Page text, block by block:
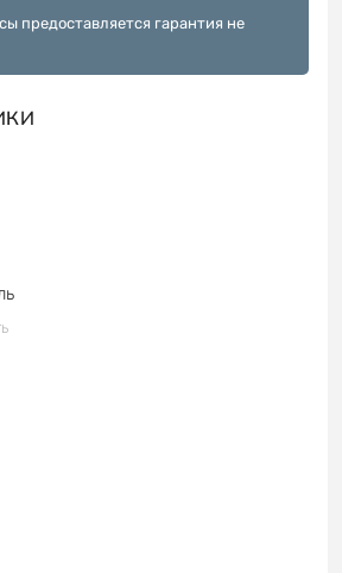
предоставляется гарантия не